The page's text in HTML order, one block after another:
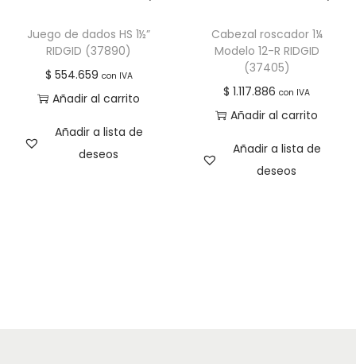
Juego de dados HS 1½”
RIDGID (37890)
$ 554.659 con IVA
Añadir al carrito
Añadir a lista de
deseos
Cabezal roscador 1¼
Modelo 12-R RIDGID
(37405)
$ 1.117.886 con IVA
Añadir al carrito
Añadir a lista de
deseos